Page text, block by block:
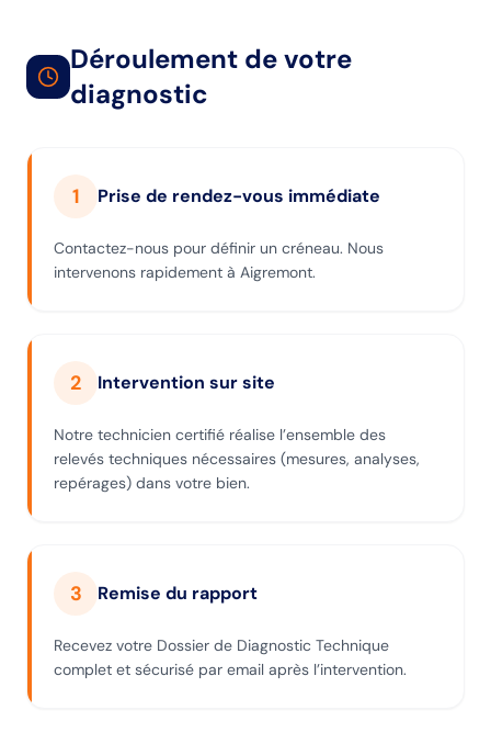
Déroulement de votre
diagnostic
1 Prise de rendez-vous immédiate
Contactez-nous pour définir un créneau. Nous
intervenons rapidement à Aigremont.
2 Intervention sur site
Notre technicien certifié réalise l’ensemble des
relevés techniques nécessaires (mesures, analyses,
repérages) dans votre bien.
3 Remise du rapport
Recevez votre Dossier de Diagnostic Technique
complet et sécurisé par email après l’intervention.